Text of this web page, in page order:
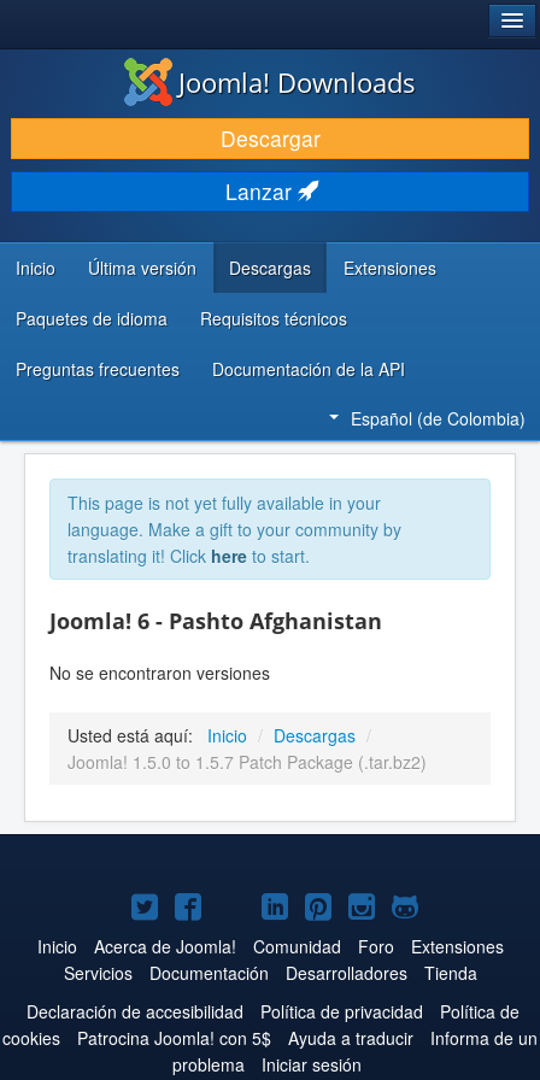
DESCARGAR
DESCUBRE Y APRENDE
COMUNIDAD Y AYUDA
RECURSOS PARA DESARROLLADORES
Joomla! Downloads
Descargar
Lanzar
Inicio Última versión Descargas Extensiones
Paquetes de idioma Requisitos técnicos
Preguntas frecuentes Documentación de la API
Español (de Colombia)
This page is not yet fully available in your
language. Make a gift to your community by
translating it! Click here to start.
Joomla! 6 - Pashto Afghanistan
No se encontraron versiones
Usted está aquí: Inicio / Descargas /
Joomla! 1.5.0 to 1.5.7 Patch Package (.tar.bz2)
Joomla!
en
Twitter
Joomla!
en
Facebook
Joomla!
en
YouTube
Joomla!
en
LinkedIn
Joomla!
en
Pinterest
Joomla!
en
Instagram
Joomla!
en
GitHub
Inicio Acerca de Joomla! Comunidad Foro
Extensiones
Servicios
Documentación Desarrolladores
Tienda
Declaración de accesibilidad
Política de privacidad
Política de
cookies
Patrocina Joomla! con 5$ Ayuda a traducir
Informa de un
problema
Iniciar sesión